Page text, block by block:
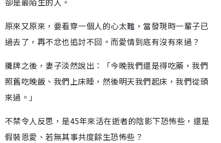
原來又原來，要看穿一個人的心太難，當發現時一輩子已
過去了，再不忿也追討不回。而愛情到底有沒有來過？
攤牌之後，妻子淡然說出：「今晚我們還是得吃藥，我們
照舊吃晚飯、我們上床睡，然後明天我們起床，我們從頭
來過。」
不禁令人反思，是45年來活在逝者的陰影下恐怖些，還是
假裝恩愛、若無其事共度餘生恐怖些？